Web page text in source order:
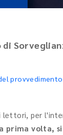
provvedimento
lettori, per
prima volta,